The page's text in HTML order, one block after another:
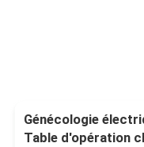
Génécologie
Table d'opération